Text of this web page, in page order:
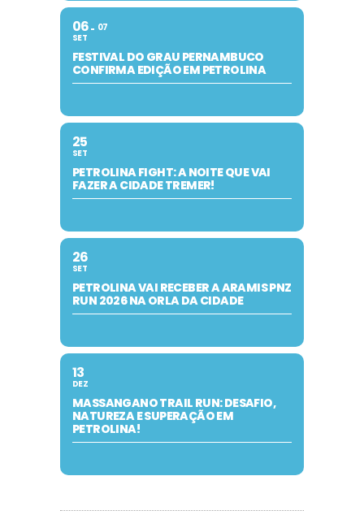
06
SET
07
FESTIVAL DO GRAU PERNAMBUCO
CONFIRMA EDIÇÃO EM PETROLINA
25
SET
PETROLINA FIGHT: A NOITE QUE VAI
FAZER A CIDADE TREMER!
26
SET
PETROLINA VAI RECEBER A ARAMIS PNZ
RUN 2026 NA ORLA DA CIDADE
13
DEZ
MASSANGANO TRAIL RUN: DESAFIO,
NATUREZA E SUPERAÇÃO EM
PETROLINA!